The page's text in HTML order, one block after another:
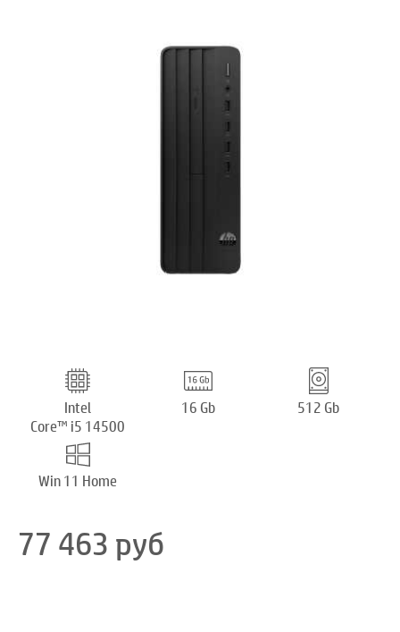
Intel
Core™ i5 14500
16 Gb 512 Gb
Win 11 Home
77 463 руб